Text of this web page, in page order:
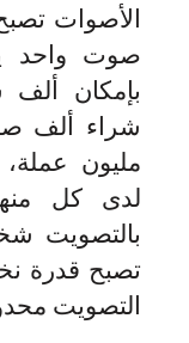
الأصوات
صوت واحد
بإمكان
شراء ألف
مليون
لدى كل
بالتصويت
تصبح قدرة
التصويت